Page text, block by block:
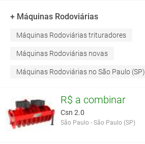
+ Máquinas Rodoviárias
Máquinas Rodoviárias trituradores
Máquinas Rodoviárias novas
Máquinas Rodoviárias no São Paulo (SP)
R$ a combinar
Csn 2.0
São Paulo - São Paulo (SP)